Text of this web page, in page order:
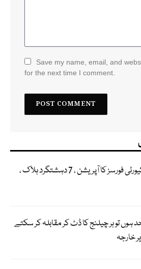
Save my name, email, and
for the next time I comment.
ہنگو میں سکیورٹی فورسز کا آپریشن ، 7 دہشتگرد ہلاک ،
ہوں تو ہر چیلنج کا ڈٹ کر مقابلہ کر سکتے
خارجہ